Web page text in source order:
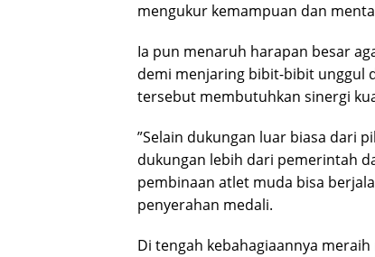
mengukur kemampuan dan
​Ia pun menaruh harapan besar
demi menjaring bibit-bibit unggul
tersebut membutuhkan sinergi
​”Selain dukungan luar biasa dari
dukungan lebih dari pemerintah
pembinaan atlet muda bisa
penyerahan medali.
​Di tengah kebahagiaannya